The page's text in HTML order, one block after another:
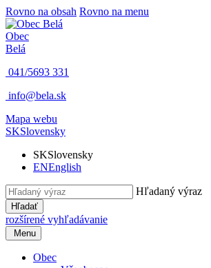
Rovno na obsah Rovno na menu
Obec
Belá
041/5693 331
info@bela.sk
Mapa webu
SKSlovensky
SKSlovensky
ENEnglish
Hľadaný výraz
Hľadať
rozšírené vyhľadávanie
Menu
Obec